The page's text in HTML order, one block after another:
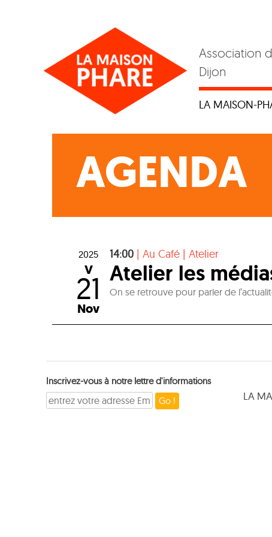
Association
Dijon
LA MAISON-
AGENDA
2025
V
21
Nov
14:00 | Au Café | Atelier
Atelier les
On se retrouve pour parler de
Inscrivez-vous à notre lettre d'informations
LA